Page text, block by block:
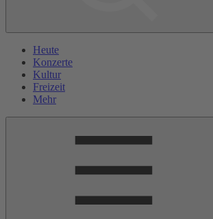
Heute
Konzerte
Kultur
Freizeit
Mehr